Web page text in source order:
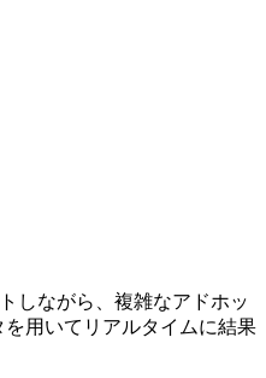
しながら、複雑なアドホッ
用いてリアルタイムに結果